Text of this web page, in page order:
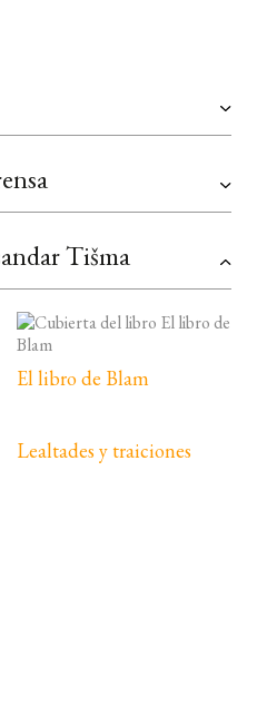
Tišma
El libro de Blam
Lealtades y traiciones